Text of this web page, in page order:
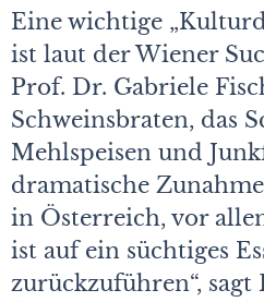
Eine wichtige
ist laut der Wiener
Prof. Dr. Gabriele
Schweinsbraten, das
Mehlspeisen und
dramatische
in Österreich, vor
ist auf ein süchtiges
zurückzuführen“, sagt